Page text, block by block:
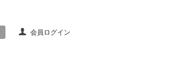
会員ログイン